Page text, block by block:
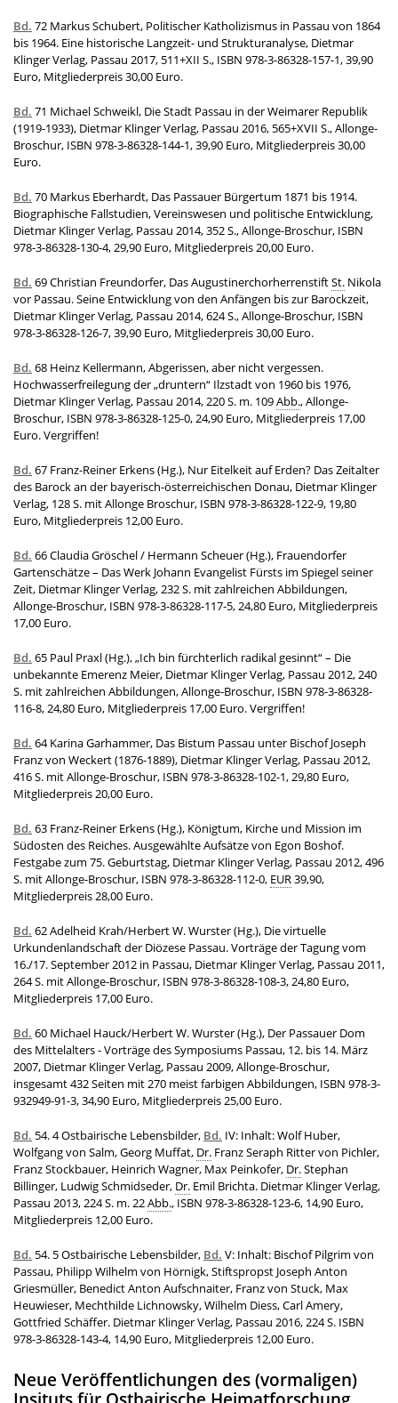
Bd. 72 Markus Schubert, Politischer Katholizismus in Passau von 1864
bis 1964. Eine historische Langzeit- und Strukturanalyse, Dietmar
Klinger Verlag, Passau 2017, 511+XII S., ISBN 978-3-86328-157-1, 39,90
Euro, Mitgliederpreis 30,00 Euro.
Bd. 71 Michael Schweikl, Die Stadt Passau in der Weimarer Republik
(1919-1933), Dietmar Klinger Verlag, Passau 2016, 565+XVII S., Allonge-
Broschur, ISBN 978-3-86328-144-1, 39,90 Euro, Mitgliederpreis 30,00
Euro.
Bd. 70 Markus Eberhardt, Das Passauer Bürgertum 1871 bis 1914.
Biographische Fallstudien, Vereinswesen und politische Entwicklung,
Dietmar Klinger Verlag, Passau 2014, 352 S., Allonge-Broschur, ISBN
978-3-86328-130-4, 29,90 Euro, Mitgliederpreis 20,00 Euro.
Bd. 69 Christian Freundorfer, Das AugustinerchorherrenstiftSt. Nikola
vor Passau. Seine Entwicklung von den Anfängen bis zur Barockzeit,
Dietmar Klinger Verlag, Passau 2014, 624 S., Allonge-Broschur, ISBN
978-3-86328-126-7, 39,90 Euro, Mitgliederpreis 30,00 Euro.
Bd. 68 Heinz Kellermann, Abgerissen, aber nicht vergessen.
Hochwasserfreilegung der „druntern“ Ilzstadt von 1960 bis 1976,
Dietmar Klinger Verlag, Passau 2014, 220 S. m. 109Abb., Allonge-
Broschur, ISBN 978-3-86328-125-0, 24,90 Euro, Mitgliederpreis 17,00
Euro. Vergriffen!
Bd. 67 Franz-Reiner Erkens (Hg.), Nur Eitelkeit auf Erden? Das Zeitalter
des Barock an der bayerisch-österreichischen Donau, Dietmar Klinger
Verlag, 128 S. mit Allonge Broschur, ISBN 978-3-86328-122-9, 19,80
Euro, Mitgliederpreis 12,00 Euro.
Bd. 66 Claudia Gröschel / Hermann Scheuer (Hg.), Frauendorfer
Gartenschätze – Das Werk Johann Evangelist Fürsts im Spiegel seiner
Zeit, Dietmar Klinger Verlag, 232 S. mit zahlreichen Abbildungen,
Allonge-Broschur, ISBN 978-3-86328-117-5, 24,80 Euro, Mitgliederpreis
17,00 Euro.
Bd. 65 Paul Praxl (Hg.), „Ich bin fürchterlich radikal gesinnt“ – Die
unbekannte Emerenz Meier, Dietmar Klinger Verlag, Passau 2012, 240
S. mit zahlreichen Abbildungen, Allonge-Broschur, ISBN 978-3-86328-
116-8, 24,80 Euro, Mitgliederpreis 17,00 Euro. Vergriffen!
Bd. 64 Karina Garhammer, Das Bistum Passau unter Bischof Joseph
Franz von Weckert (1876-1889), Dietmar Klinger Verlag, Passau 2012,
416 S. mit Allonge-Broschur, ISBN 978-3-86328-102-1, 29,80 Euro,
Mitgliederpreis 20,00 Euro.
Bd. 63 Franz-Reiner Erkens (Hg.), Königtum, Kirche und Mission im
Südosten des Reiches. Ausgewählte Aufsätze von Egon Boshof.
Festgabe zum 75. Geburtstag, Dietmar Klinger Verlag, Passau 2012, 496
S. mit Allonge-Broschur, ISBN 978-3-86328-112-0, EUR39,90,
Mitgliederpreis 28,00 Euro.
Bd. 62 Adelheid Krah/Herbert W. Wurster (Hg.), Die virtuelle
Urkundenlandschaft der Diözese Passau. Vorträge der Tagung vom
16./17. September 2012 in Passau, Dietmar Klinger Verlag, Passau 2011,
264 S. mit Allonge-Broschur, ISBN 978-3-86328-108-3, 24,80 Euro,
Mitgliederpreis 17,00 Euro.
Bd. 60 Michael Hauck/Herbert W. Wurster (Hg.), Der Passauer Dom
des Mittelalters - Vorträge des Symposiums Passau, 12. bis 14. März
2007, Dietmar Klinger Verlag, Passau 2009, Allonge-Broschur,
insgesamt 432 Seiten mit 270 meist farbigen Abbildungen, ISBN 978-3-
932949-91-3, 34,90 Euro, Mitgliederpreis 25,00 Euro.
Bd. 54. 4 Ostbairische Lebensbilder, Bd. IV: Inhalt: Wolf Huber,
Wolfgang von Salm, Georg Muffat, Dr. Franz Seraph Ritter von Pichler,
Franz Stockbauer, Heinrich Wagner, Max Peinkofer, Dr.Stephan
Billinger, Ludwig Schmidseder, Dr. Emil Brichta. Dietmar Klinger Verlag,
Passau 2013, 224 S. m. 22Abb., ISBN 978-3-86328-123-6, 14,90 Euro,
Mitgliederpreis 12,00 Euro.
Bd. 54. 5 Ostbairische Lebensbilder, Bd. V: Inhalt: Bischof Pilgrim von
Passau, Philipp Wilhelm von Hörnigk, Stiftspropst Joseph Anton
Griesmüller, Benedict Anton Aufschnaiter, Franz von Stuck, Max
Heuwieser, Mechthilde Lichnowsky, Wilhelm Diess, Carl Amery,
Gottfried Schäffer. Dietmar Klinger Verlag, Passau 2016, 224 S. ISBN
978-3-86328-143-4, 14,90 Euro, Mitgliederpreis 12,00 Euro.
Neue Veröffentlichungen des (vormaligen)